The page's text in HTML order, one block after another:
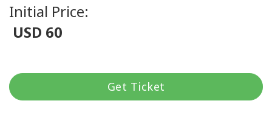
Initial Price:
USD 60
Get Ticket